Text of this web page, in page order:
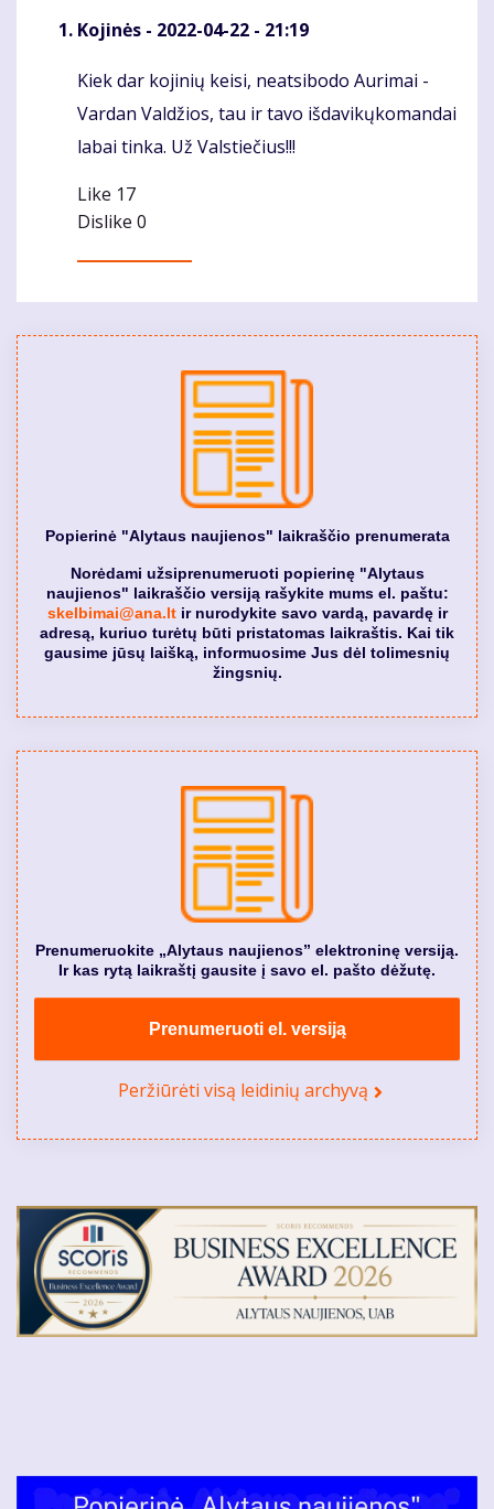
Kojinės - 2022-04-22 - 21:19
Komentaras
Kiek dar kojinių keisi, neatsibodo Aurimai -
Vardan Valdžios, tau ir tavo išdavikųkomandai
labai tinka. Už Valstiečius!!!
Like 17
Dislike 0
Popierinė "Alytaus naujienos" laikraščio prenumerata
Norėdami užsiprenumeruoti popierinę "Alytaus
naujienos" laikraščio versiją rašykite mums el. paštu:
skelbimai@ana.ltir nurodykite savo vardą, pavardę ir
adresą, kuriuo turėtų būti pristatomas laikraštis. Kai tik
gausime jūsų laišką, informuosime Jus dėl tolimesnių
žingsnių.
Prenumeruokite „Alytaus naujienos” elektroninę versiją.
Ir kas rytą laikraštį gausite į savo el. pašto dėžutę.
Prenumeruoti el. versiją
Peržiūrėti visą leidinių archyvą